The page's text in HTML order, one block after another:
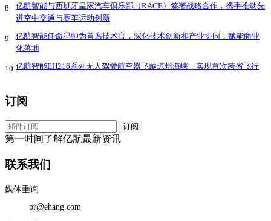
8
亿航智能与西班牙皇家汽车俱乐部（RACE）签署战略合作，携手推动先
进空中交通与赛车运动创新
9
亿航智能任命冯帅为首席技术官，深化技术创新和产业协同，赋能商业
化落地
10 亿航智能EH216系列无人驾驶航空器飞越琼州海峡，实现首次跨省飞行
订阅
第一时间了解亿航最新资讯
联系我们
媒体垂询
pr@ehang.com